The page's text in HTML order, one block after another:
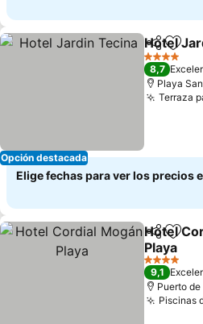
Opción destacada
Compartir
Hotel
4 Estrellas
8,7
Playa
Terraza
Elige fechas para ver los precios
Compartir
Hotel
Playa
4 Estrellas
9,1
Puerto
Piscinas